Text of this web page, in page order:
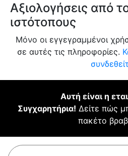
Αξιολογήσεις από
ιστότοπους
Μόνο οι εγγεγραμμένοι
σε αυτές τις πληροφορίες.
Αυτή είναι η
Συγχαρητήρια! Δείτε πώς
πακέτο